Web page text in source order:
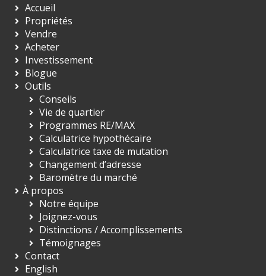
Accueil
Propriétés
Vendre
Acheter
Investissement
Blogue
Outils
Conseils
Vie de quartier
Programmes RE/MAX
Calculatrice hypothécaire
Calculatrice taxe de mutation
Changement d’adresse
Baromètre du marché
À propos
Notre équipe
Joignez-vous
Distinctions / Accomplissements
Témoignages
Contact
English